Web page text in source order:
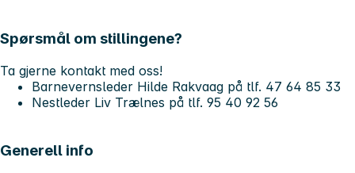
Spørsmål om stillingene?
Ta gjerne kontakt med oss!
Barnevernsleder Hilde Rakvaag på tlf. 47 64 85 33
Nestleder Liv Trælnes på tlf. 95 40 92 56
Generell info